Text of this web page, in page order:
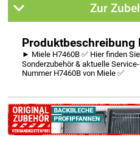
Zur
Produktbeschreibung
► Miele H7460B ✅ Hier finden
Sonderzubehör & aktuelle
Nummer H7460B von Miele ✅